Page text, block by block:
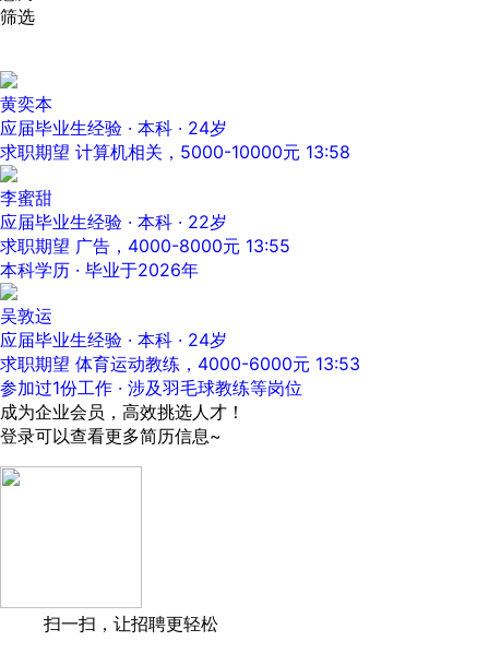
筛选
黄奕本
应届毕业生经验 · 本科 · 24岁
求职期望 计算机相关，5000-10000元 13:58
李蜜甜
应届毕业生经验 · 本科 · 22岁
求职期望 广告，4000-8000元 13:55
本科学历 · 毕业于2026年
吴敦运
应届毕业生经验 · 本科 · 24岁
求职期望 体育运动教练，4000-6000元 13:53
参加过1份工作 · 涉及羽毛球教练等岗位
成为企业会员，高效挑选人才！
登录可以查看更多简历信息~
扫一扫，让招聘更轻松